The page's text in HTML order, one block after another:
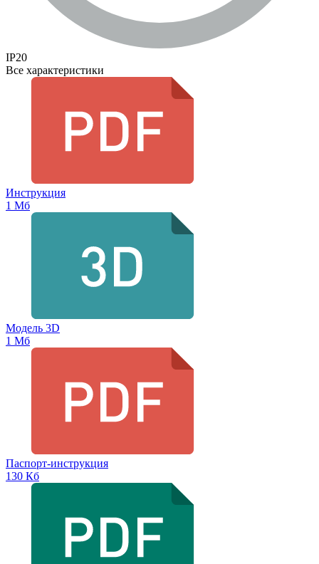
IP20
Все характеристики
Инструкция
1 Мб
Модель 3D
1 Мб
Паспорт-инструкция
130 Кб